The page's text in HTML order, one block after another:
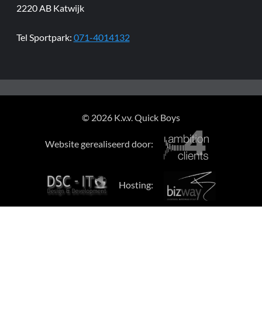
2220 AB Katwijk
Tel Sportpark: 071-4014132
© 2026 K.v.v. Quick Boys
Website gerealiseerd door:
Hosting: